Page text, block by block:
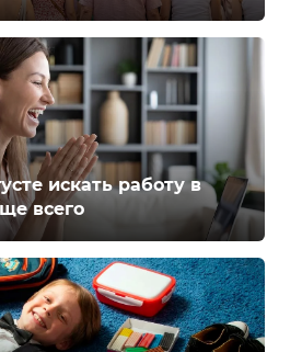
искать работу в
всего